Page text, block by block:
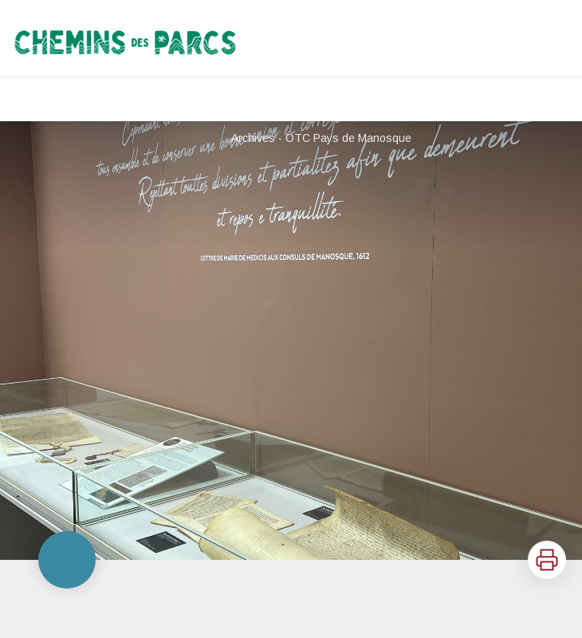
Chemins des Parcs
Archives - OTC Pays de Manosque
Imprimer